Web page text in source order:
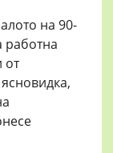
на 90-
работна
от